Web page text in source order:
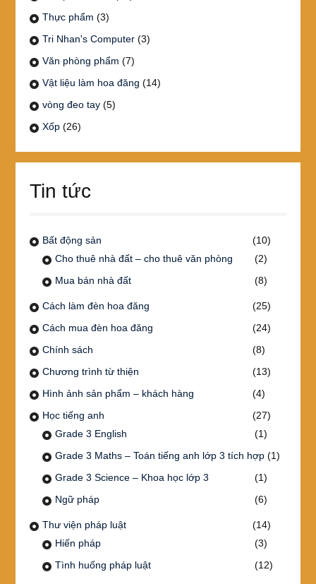
Thực phẩm (3)
Tri Nhan's Computer (3)
Văn phòng phẩm (7)
Vật liệu làm hoa đăng (14)
vòng đeo tay (5)
Xốp (26)
Tin tức
Bất động sản
(10)
Cho thuê nhà đất – cho thuê văn phòng
(2)
Mua bán nhà đất
(8)
Cách làm đèn hoa đăng
(25)
Cách mua đèn hoa đăng
(24)
Chính sách
(8)
Chương trình từ thiện
(13)
Hình ảnh sản phẩm – khách hàng
(4)
Học tiếng anh
(27)
Grade 3 English
(1)
Grade 3 Maths – Toán tiếng anh lớp 3 tích hợp(1)
Grade 3 Science – Khoa học lớp 3
(1)
Ngữ pháp
(6)
Thư viện pháp luật
(14)
Hiến pháp
(3)
Tình huống pháp luật
(12)